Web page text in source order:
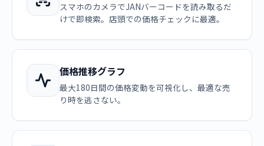
スマホのカメラでJANバーコードを読み取るだ
けで即検索。店頭での価格チェックに最適。
価格推移グラフ
最大180日間の価格変動を可視化し、最適な売
り時を逃さない。